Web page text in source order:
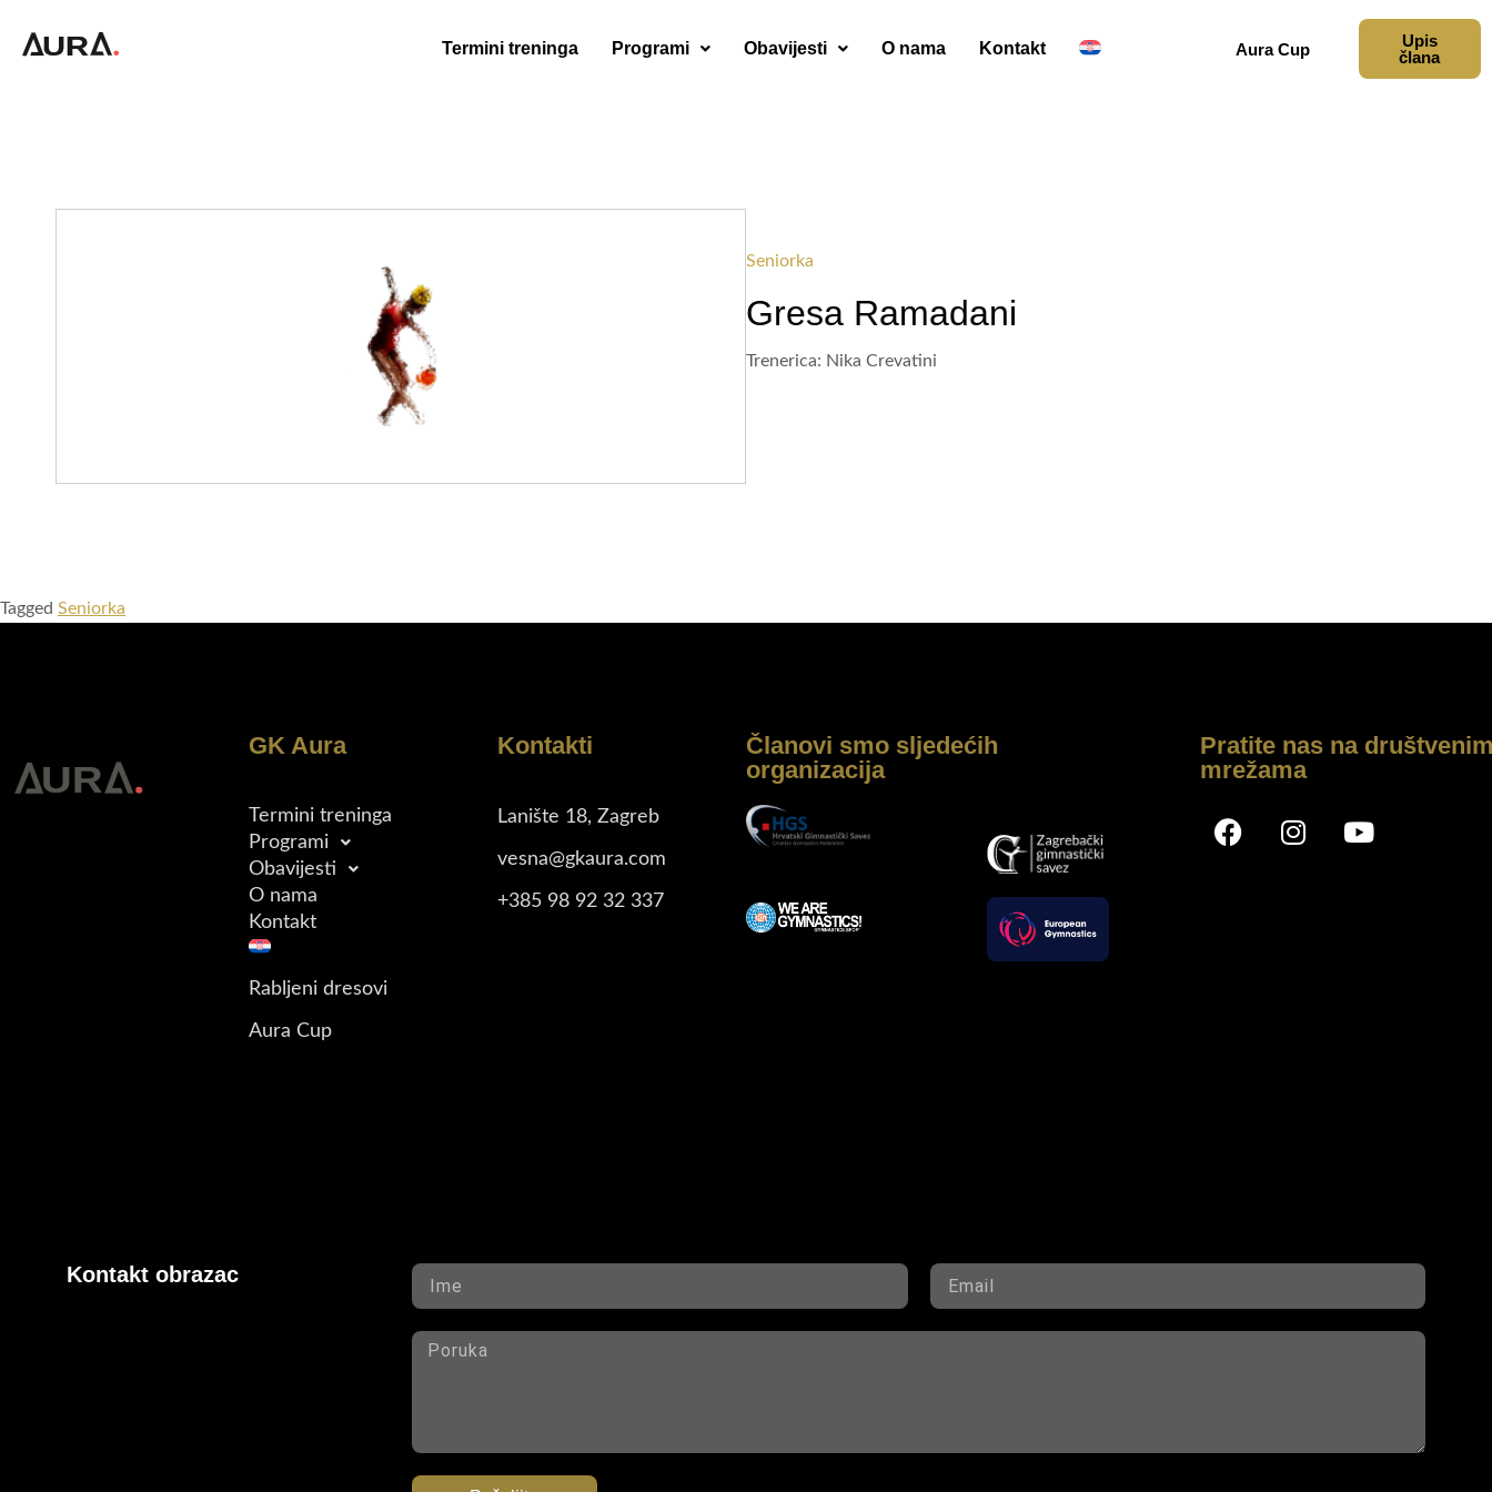
Termini treninga Programi Obavijesti O nama Kontakt Aura Cup
Upis
člana
Seniorka
Gresa Ramadani
Trenerica: Nika Crevatini
Tagged Seniorka
GK Aura
Termini treninga
Programi
Obavijesti
O nama
Kontakt
Rabljeni dresovi
Aura Cup
Kontakti
Lanište 18, Zagreb
vesna@gkaura.com
+385 98 92 32 337
Članovi smo sljedećih
organizacija
Pratite nas na
mrežama
Kontakt obrazac